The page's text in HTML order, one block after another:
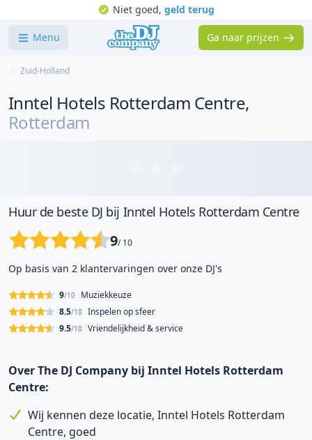
Niet goed, geld terug
Menu Ga naar prijzen
Zuid-Holland
Inntel Hotels Rotterdam Centre,
Rotterdam
Huur de beste DJ bij Inntel Hotels Rotterdam Centre
9/ 10
Op basis van 2 klantervaringen over onze DJ's
Muziekkeuze
9/10
Inspelen op sfeer
8.5/10
Vriendelijkheid & service
9.5/10
Over The DJ Company bij Inntel Hotels Rotterdam
Centre:
Wij kennen deze locatie, Inntel Hotels Rotterdam
Centre, goed